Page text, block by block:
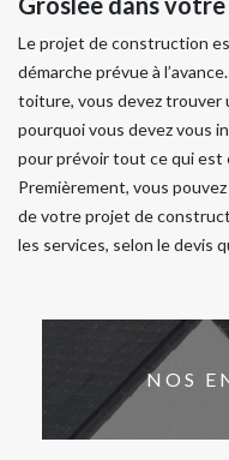
Le projet de construction
démarche prévue à
toiture, vous devez trouver
pourquoi vous devez vous
pour prévoir tout ce qui
Premièrement, vous
de votre projet de
les services, selon le devis
NOS